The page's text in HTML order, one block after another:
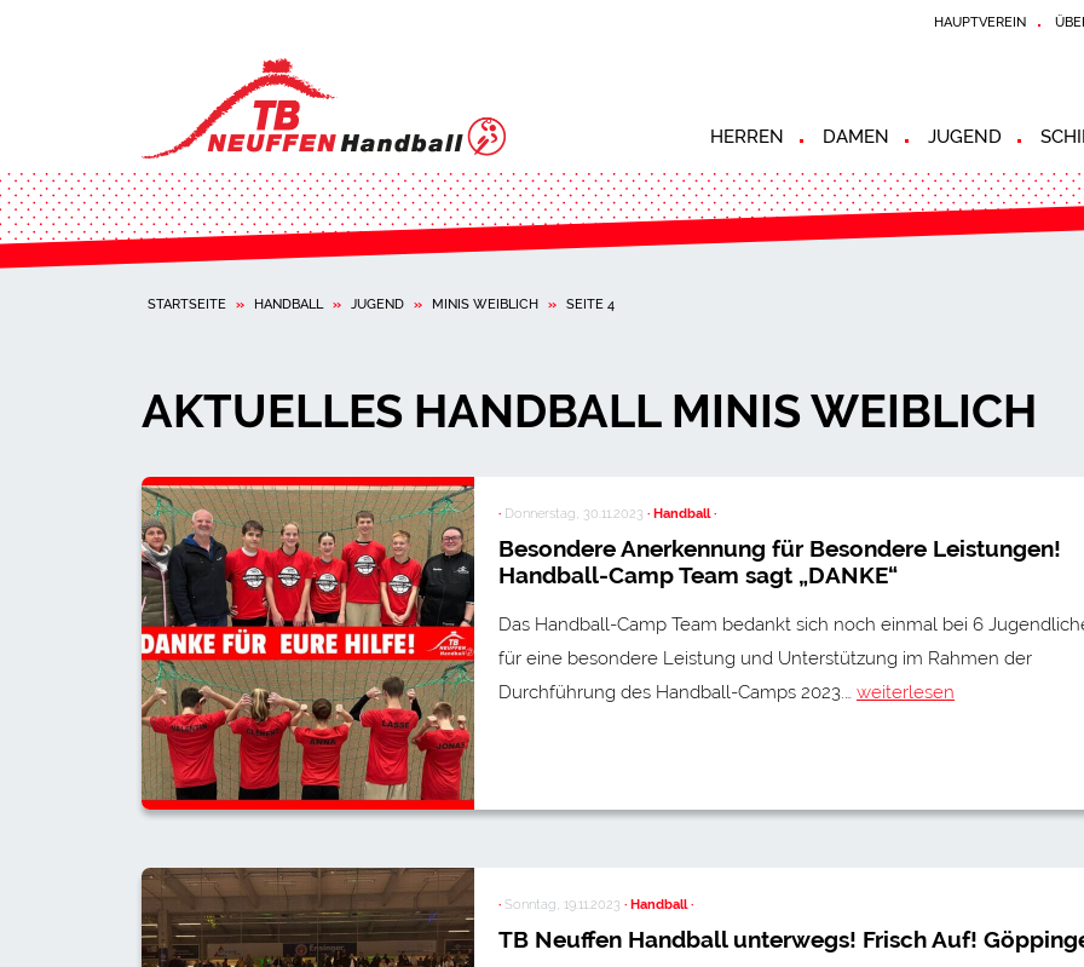
HAUPTVEREIN
HERREN DAMEN JUGEND
STARTSEITE » HANDBALL » JUGEND » MINIS WEIBLICH » SEITE 4
AKTUELLES HANDBALL MINIS WEIBLICH
·Donnerstag, 30.11.2023 · Handball ·
Besondere Anerkennung für Besondere Leistungen!
Handball-Camp Team sagt „DANKE“
Das Handball-Camp Team bedankt sich noch einmal bei 6
für eine besondere Leistung und Unterstützung im Rahmen der
Durchführung des Handball-Camps 2023.… weiterlesen
·Sonntag, 19.11.2023 · Handball ·
TB Neuffen Handball unterwegs! Frisch Auf!